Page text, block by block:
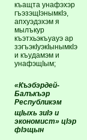
къащта унафэхэр
гъэзэщIэнымкIэ,
апхуэдэхэм я
мылъкур
къэтхьэкъуауэ ар
зэгъэкIуэкIынымкIэ
и къудамэм и
унафэщIым;
«Къэбэрдей-
Балъкъэр
Республикэм
щIыхь зиIэ и
экономист» цIэр
фIэщын